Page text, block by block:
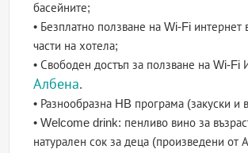
басейните;
• Безплатно ползване на Wi-Fi интернет
части на хотела;
• Свободен достъп за ползване на Wi-Fi
Албена.
• Разнообразна HB програма (закуски и
• Welcome drink: пенливо вино за
натурален сок за деца (произведени от